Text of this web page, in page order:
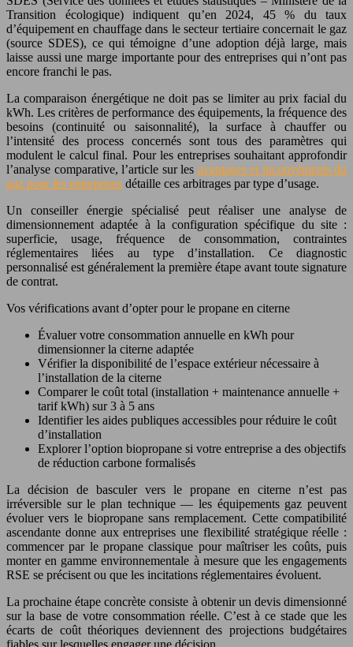
Transition écologique) indiquent qu’en 2024, 45 % du taux
d’équipement en chauffage dans le secteur tertiaire concernait le gaz
(source SDES), ce qui témoigne d’une adoption déjà large, mais
laisse aussi une marge importante pour des entreprises qui n’ont pas
encore franchi le pas.
La comparaison énergétique ne doit pas se limiter au prix facial du
kWh. Les critères de performance des équipements, la fréquence des
besoins (continuité ou saisonnalité), la surface à chauffer ou
l’intensité des process concernés sont tous des paramètres qui
modulent le calcul final. Pour les entreprises souhaitant approfondir
l’analyse comparative, l’article sur les avantages et inconvénients du
gaz pour les entreprises détaille ces arbitrages par type d’usage.
Un conseiller énergie spécialisé peut réaliser une analyse de
dimensionnement adaptée à la configuration spécifique du site :
superficie, usage, fréquence de consommation, contraintes
réglementaires liées au type d’installation. Ce diagnostic
personnalisé est généralement la première étape avant toute signature
de contrat.
Vos vérifications avant d’opter pour le propane en citerne
Évaluer votre consommation annuelle en kWh pour
dimensionner la citerne adaptée
Vérifier la disponibilité de l’espace extérieur nécessaire à
l’installation de la citerne
Comparer le coût total (installation + maintenance annuelle +
tarif kWh) sur 3 à 5 ans
Identifier les aides publiques accessibles pour réduire le coût
d’installation
Explorer l’option biopropane si votre entreprise a des objectifs
de réduction carbone formalisés
La décision de basculer vers le propane en citerne n’est pas
irréversible sur le plan technique — les équipements gaz peuvent
évoluer vers le biopropane sans remplacement. Cette compatibilité
ascendante donne aux entreprises une flexibilité stratégique réelle :
commencer par le propane classique pour maîtriser les coûts, puis
monter en gamme environnementale à mesure que les engagements
RSE se précisent ou que les incitations réglementaires évoluent.
La prochaine étape concrète consiste à obtenir un devis dimensionné
sur la base de votre consommation réelle. C’est à ce stade que les
écarts de coût théoriques deviennent des projections budgétaires